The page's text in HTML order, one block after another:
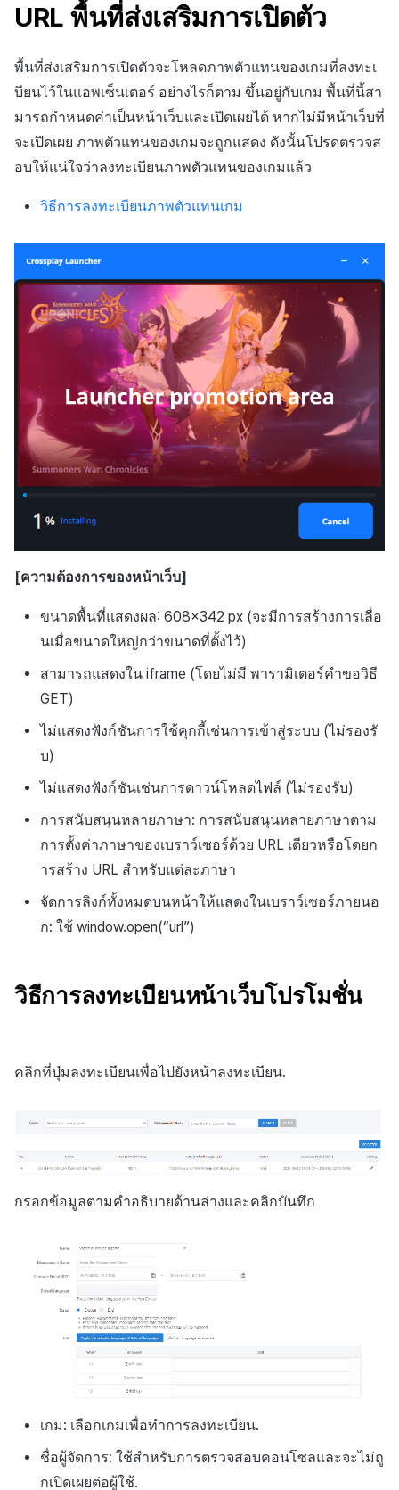
URL พื้นที่ส่งเสริมการเปิดตัว
พื้นที่ส่งเสริมการเปิดตัวจะโหลดภาพตัวแทนของเกมที่ลงทะเ
บียนไว้ในแอพเซ็นเตอร์ อย่างไรก็ตาม ขึ้นอยู่กับเกม พื้นที่นี้สา
มารถกำหนดค่าเป็นหน้าเว็บและเปิดเผยได้ หากไม่มีหน้าเว็บที่
จะเปิดเผย ภาพตัวแทนของเกมจะถูกแสดง ดังนั้นโปรดตรวจส
อบให้แน่ใจว่าลงทะเบียนภาพตัวแทนของเกมแล้ว
วิธีการลงทะเบียนภาพตัวแทนเกม
[ความต้องการของหน้าเว็บ]
ขนาดพื้นที่แสดงผล: 608×342 px (จะมีการสร้างการเลื่อ
นเมื่อขนาดใหญ่กว่าขนาดที่ตั้งไว้)
สามารถแสดงใน iframe (โดยไม่มี พารามิเตอร์คำขอวิธี
GET)
ไม่แสดงฟังก์ชันการใช้คุกกี้เช่นการเข้าสู่ระบบ (ไม่รองรั
บ)
ไม่แสดงฟังก์ชันเช่นการดาวน์โหลดไฟล์ (ไม่รองรับ)
การสนับสนุนหลายภาษา: การสนับสนุนหลายภาษาตาม
การตั้งค่าภาษาของเบราว์เซอร์ด้วย URL เดียวหรือโดยก
ารสร้าง URL สำหรับแต่ละภาษา
จัดการลิงก์ทั้งหมดบนหน้าให้แสดงในเบราว์เซอร์ภายนอ
ก: ใช้ window.open(“url”)
วิธีการลงทะเบียนหน้าเว็บโปรโมชั่น
คลิกที่ปุ่มลงทะเบียนเพื่อไปยังหน้าลงทะเบียน.
กรอกข้อมูลตามคำอธิบายด้านล่างและคลิกบันทึก
เกม: เลือกเกมเพื่อทำการลงทะเบียน.
ชื่อผู้จัดการ: ใช้สำหรับการตรวจสอบคอนโซลและจะไม่ถู
กเปิดเผยต่อผู้ใช้.